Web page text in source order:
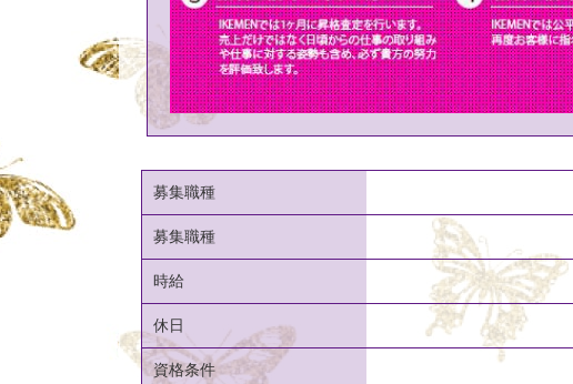
募集職種
募集職種
時給
休日
資格条件